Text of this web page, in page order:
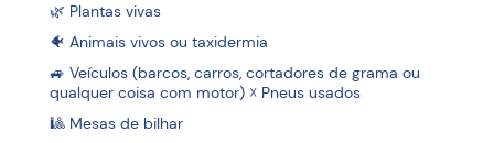
🌿 Plantas vivas
🐠 Animais vivos ou taxidermia
🚙 Veículos (barcos, carros, cortadores de grama ou
qualquer coisa com motor) ☓ Pneus usados
🎱 Mesas de bilhar